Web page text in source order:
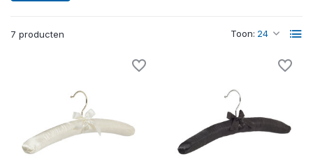
7 producten Toon: